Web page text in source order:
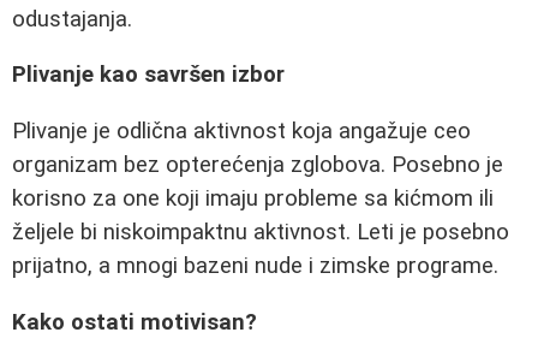
odustajanja.
Plivanje kao savršen izbor
Plivanje je odlična aktivnost koja angažuje ceo
organizam bez opterećenja zglobova. Posebno je
korisno za one koji imaju probleme sa kićmom ili
željele bi niskoimpaktnu aktivnost. Leti je posebno
prijatno, a mnogi bazeni nude i zimske programe.
Kako ostati motivisan?